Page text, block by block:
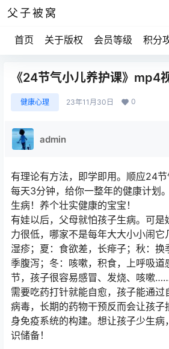
父子被窝
首页 关于版权 会员等级 积分
《24节气小儿养护课》mp4
健康心理 23年11月30日 0
admin
有理论有方法，即学即用。顺应24节
每天3分钟，给你一整年的健康计划
生病！养个壮实健康的宝宝！
有娃以后，父母就怕孩子生病。可是
力很低，哪家不是每年大大小小闹它
湿疹；夏：食欲差，长痱子；秋：换
季腹泻；冬：咳嗽，积食，上呼吸
节，孩子很容易感冒、发烧、咳嗽
需要吃药打针就能自愈，孩子能通过
病毒，长期的药物干预反而会让孩子
身免疫系统的构建。想让孩子少生病
识储备！